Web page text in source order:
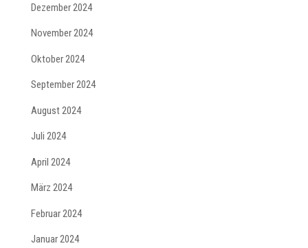
Dezember 2024
November 2024
Oktober 2024
September 2024
August 2024
Juli 2024
April 2024
März 2024
Februar 2024
Januar 2024